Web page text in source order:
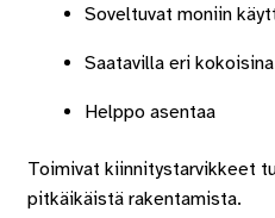
Soveltuvat moniin
Saatavilla eri kokoisina
Helppo asentaa
Toimivat kiinnitystarvikkeet
pitkäikäistä rakentamista.